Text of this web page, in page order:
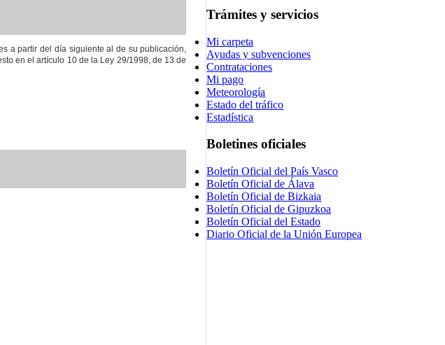
a partir del día siguiente al de su publicación,
en el artículo 10 de la Ley 29/1998, de 13 de
Trámites y servicios
Mi carpeta
Ayudas y subvenciones
Contrataciones
Mi pago
Meteorología
Estado del tráfico
Estadística
Boletines oficiales
Boletín Oficial del País Vasco
Boletín Oficial de Álava
Boletín Oficial de Bizkaia
Boletín Oficial de Gipuzkoa
Boletín Oficial del Estado
Diario Oficial de la Unión Europea